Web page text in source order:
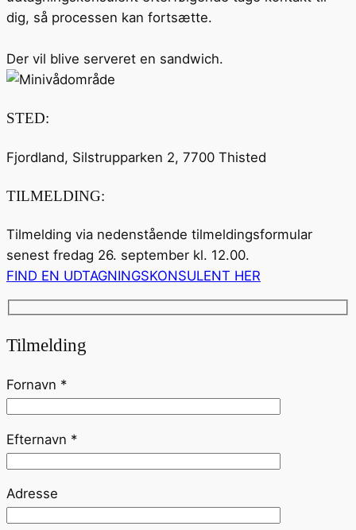
dig, så processen kan fortsætte.
Der vil blive serveret en sandwich.
STED:
Fjordland, Silstrupparken 2, 7700 Thisted
TILMELDING:
Tilmelding via nedenstående tilmeldingsformular
senest fredag 26. september kl. 12.00.
FIND EN UDTAGNINGSKONSULENT HER
Tilmelding
Fornavn *
Efternavn *
Adresse